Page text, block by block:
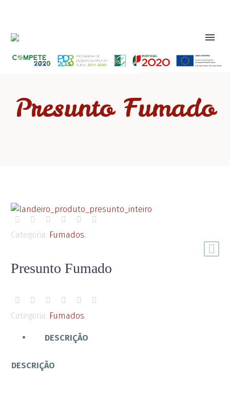
Presunto Fumado
Categoria: Fumados.
Presunto Fumado
Categoria: Fumados.
DESCRIÇÃO
DESCRIÇÃO